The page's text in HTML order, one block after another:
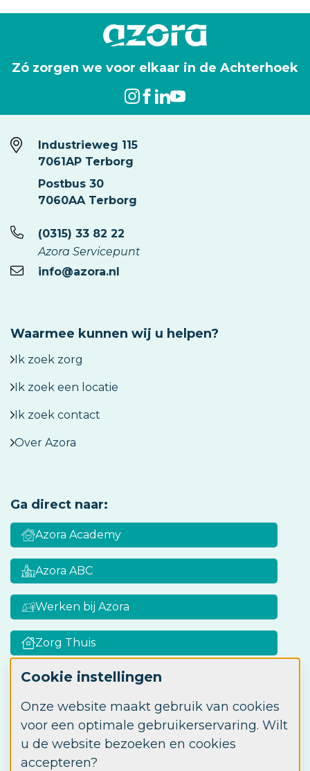
Cookie instellingen
Onze website maakt gebruik van cookies
voor een optimale gebruikerservaring. Wilt
u de website bezoeken en cookies
accepteren?
Zó zorgen we voor elkaar in de Achterhoek
Industrieweg 115
7061AP Terborg
Postbus 30
7060AA Terborg
(0315) 33 82 22
Azora Servicepunt
info@azora.nl
Waarmee kunnen wij u helpen?
Ik zoek zorg
Ik zoek een locatie
Ik zoek contact
Over Azora
Ga direct naar:
Azora Academy
Azora ABC
Werken bij Azora
Zorg Thuis
Zorgkaart Nederland